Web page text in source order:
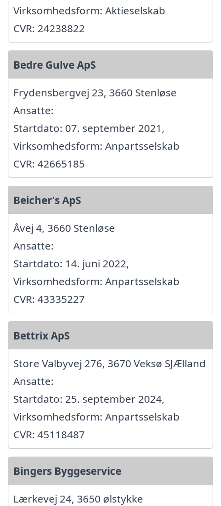
Virksomhedsform: Aktieselskab
CVR: 24238822
Bedre Gulve ApS
Frydensbergvej 23, 3660 Stenløse
Ansatte:
Startdato: 07. september 2021,
Virksomhedsform: Anpartsselskab
CVR: 42665185
Beicher's ApS
Åvej 4, 3660 Stenløse
Ansatte:
Startdato: 14. juni 2022,
Virksomhedsform: Anpartsselskab
CVR: 43335227
Bettrix ApS
Store Valbyvej 276, 3670 Veksø SJÆlland
Ansatte:
Startdato: 25. september 2024,
Virksomhedsform: Anpartsselskab
CVR: 45118487
Bingers Byggeservice
Lærkevej 24, 3650 ølstykke